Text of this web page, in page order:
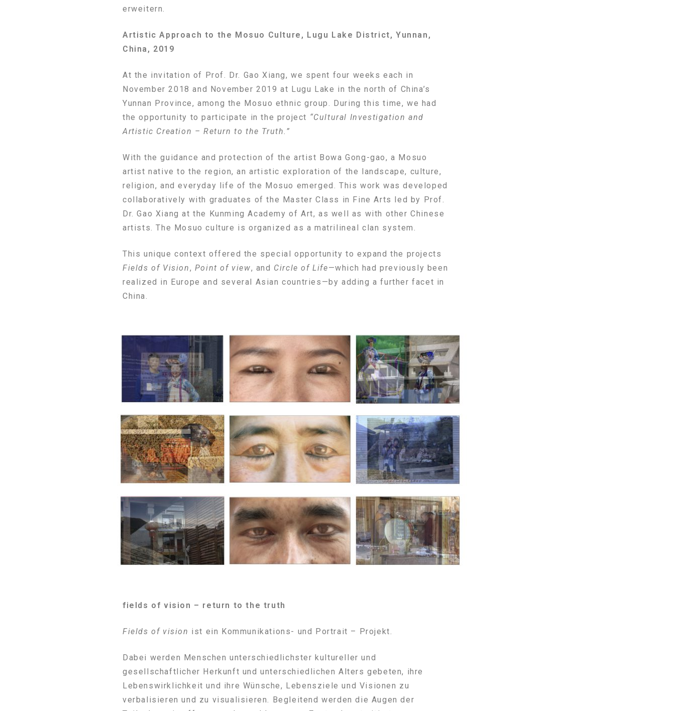
erweitern.
Artistic Approach to the Mosuo Culture, Lugu Lake District, Yunnan,
China, 2019
At the invitation of Prof. Dr. Gao Xiang, we spent four weeks each in
November 2018 and November 2019 at Lugu Lake in the north of China’s
Yunnan Province, among the Mosuo ethnic group. During this time, we had
the opportunity to participate in the project “Cultural Investigation and
Artistic Creation – Return to the Truth.”
With the guidance and protection of the artist Bowa Gong-gao, a Mosuo
artist native to the region, an artistic exploration of the landscape, culture,
religion, and everyday life of the Mosuo emerged. This work was developed
collaboratively with graduates of the Master Class in Fine Arts led by Prof.
Dr. Gao Xiang at the Kunming Academy of Art, as well as with other Chinese
artists. The Mosuo culture is organized as a matrilineal clan system.
This unique context offered the special opportunity to expand the projects
Fields of Vision, Point of view, and Circle of Life—which had previously been
realized in Europe and several Asian countries—by adding a further facet in
China.
fields of vision – return to the truth
Fields of vision ist ein Kommunikations- und Portrait – Projekt.
Dabei werden Menschen unterschiedlichster kultureller und
gesellschaftlicher Herkunft und unterschiedlichen Alters gebeten, ihre
Lebenswirklichkeit und ihre Wünsche, Lebensziele und Visionen zu
verbalisieren und zu visualisieren. Begleitend werden die Augen der